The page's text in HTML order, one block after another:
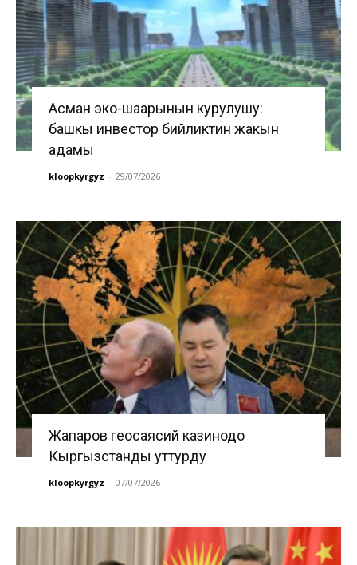
Асман эко-шаарынын курулушу:
башкы инвестор бийликтин жакын
адамы
kloopkyrgyz - 29/07/2026
Жапаров геосаясий казинодо
Кыргызстанды уттурду
kloopkyrgyz - 07/07/2026